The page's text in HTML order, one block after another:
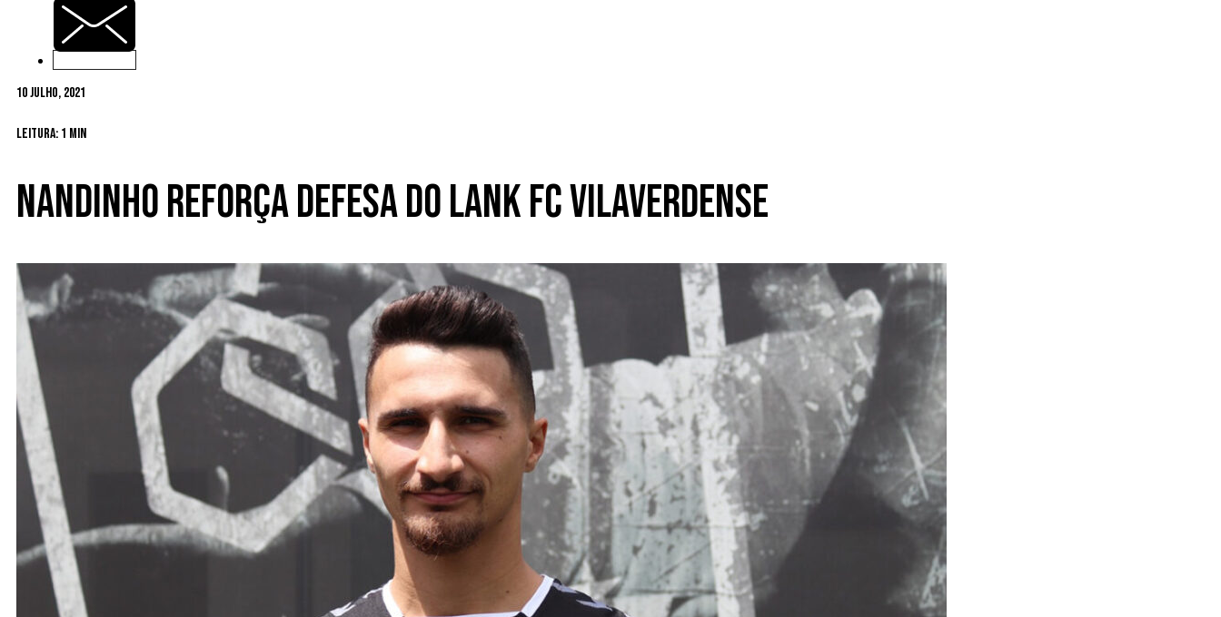
10 Julho, 2021
Leitura: 1 min
Nandinho reforça defesa do Lank FC Vilaverdense